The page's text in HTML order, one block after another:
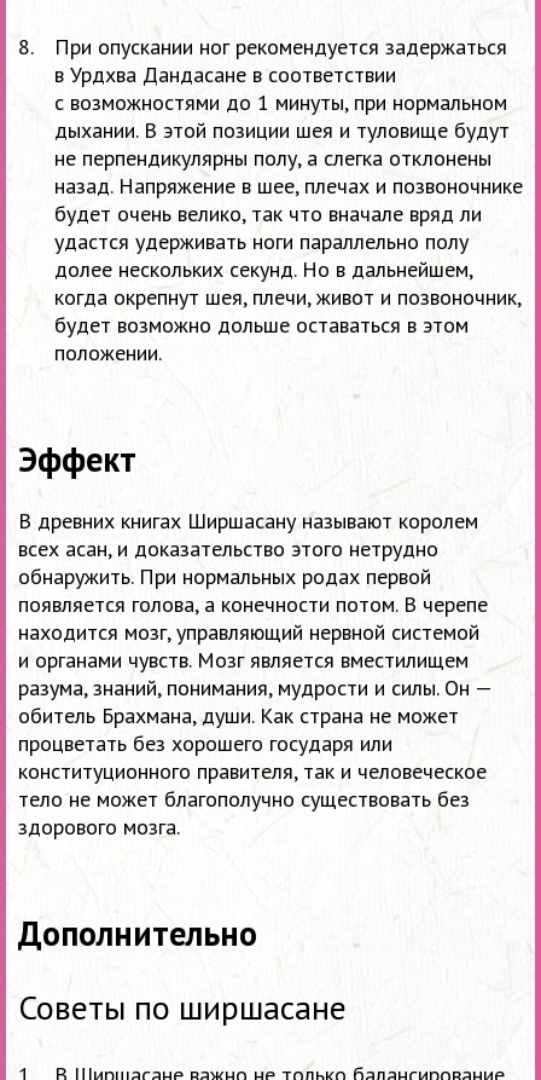
При опускании ног рекомендуется задержаться
в Урдхва Дандасане в соответствии
с возможностями до 1 минуты, при нормальном
дыхании. В этой позиции шея и туловище будут
не перпендикулярны полу, а слегка отклонены
назад. Напряжение в шее, плечах и позвоночнике
будет очень велико, так что вначале вряд ли
удастся удерживать ноги параллельно полу
долее нескольких секунд. Но в дальнейшем,
когда окрепнут шея, плечи, живот и позвоночник,
будет возможно дольше оставаться в этом
положении.
Эффект
В древних книгах Ширшасану называют королем
всех асан, и доказательство этого нетрудно
обнаружить. При нормальных родах первой
появляется голова, а конечности потом. В черепе
находится мозг, управляющий нервной системой
и органами чувств. Мозг является вместилищем
разума, знаний, понимания, мудрости и силы. Он —
обитель Брахмана, души. Как страна не может
процветать без хорошего государя или
конституционного правителя, так и человеческое
тело не может благополучно существовать без
здорового мозга.
Дополнительно
Советы по ширшасане